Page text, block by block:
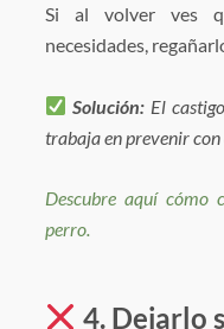
Si al volver ves
necesidades,
Solución: El
trabaja en prevenir
Descubre aquí
perro.
4. Dejarlo